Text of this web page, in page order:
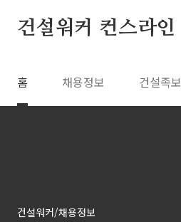
건설워커 컨스라인
홈 채용정보 건설족보
건설워커/채용정보